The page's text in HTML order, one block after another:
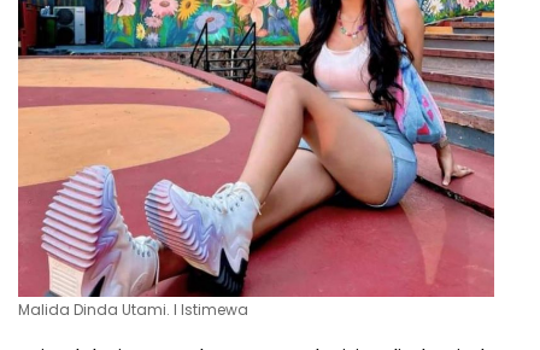
Malida Dinda Utami. l Istimewa